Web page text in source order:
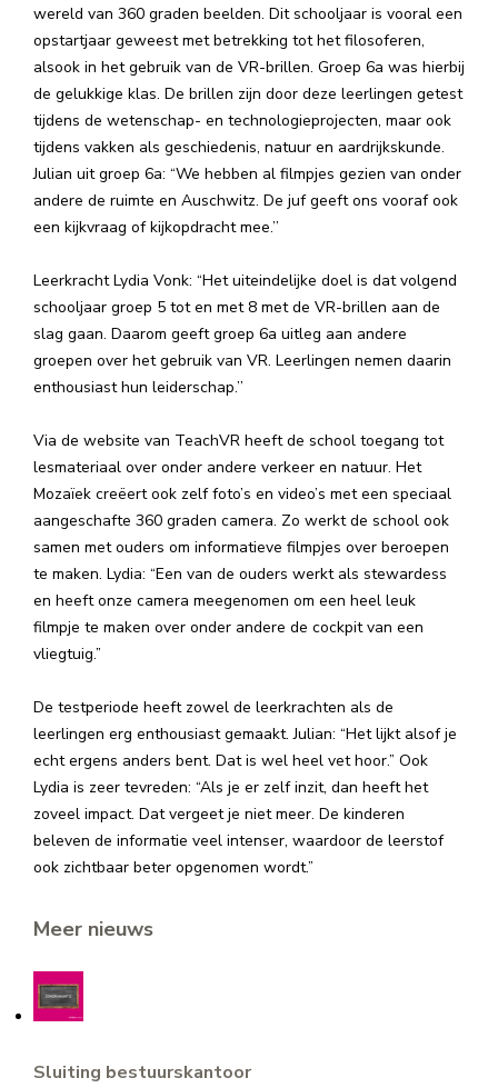
wereld van 360 graden beelden. Dit schooljaar is vooral een
opstartjaar geweest met betrekking tot het filosoferen,
alsook in het gebruik van de VR-brillen. Groep 6a was hierbij
de gelukkige klas. De brillen zijn door deze leerlingen getest
tijdens de wetenschap- en technologieprojecten, maar ook
tijdens vakken als geschiedenis, natuur en aardrijkskunde.
Julian uit groep 6a: “We hebben al filmpjes gezien van onder
andere de ruimte en Auschwitz. De juf geeft ons vooraf ook
een kijkvraag of kijkopdracht mee.’’
Leerkracht Lydia Vonk: “Het uiteindelijke doel is dat volgend
schooljaar groep 5 tot en met 8 met de VR-brillen aan de
slag gaan. Daarom geeft groep 6a uitleg aan andere
groepen over het gebruik van VR. Leerlingen nemen daarin
enthousiast hun leiderschap.’’
Via de website van TeachVR heeft de school toegang tot
lesmateriaal over onder andere verkeer en natuur. Het
Mozaïek creëert ook zelf foto’s en video’s met een speciaal
aangeschafte 360 graden camera. Zo werkt de school ook
samen met ouders om informatieve filmpjes over beroepen
te maken. Lydia: “Een van de ouders werkt als stewardess
en heeft onze camera meegenomen om een heel leuk
filmpje te maken over onder andere de cockpit van een
vliegtuig.”
De testperiode heeft zowel de leerkrachten als de
leerlingen erg enthousiast gemaakt. Julian: “Het lijkt alsof je
echt ergens anders bent. Dat is wel heel vet hoor.” Ook
Lydia is zeer tevreden: “Als je er zelf inzit, dan heeft het
zoveel impact. Dat vergeet je niet meer. De kinderen
beleven de informatie veel intenser, waardoor de leerstof
ook zichtbaar beter opgenomen wordt.”
Meer nieuws
Sluiting bestuurskantoor